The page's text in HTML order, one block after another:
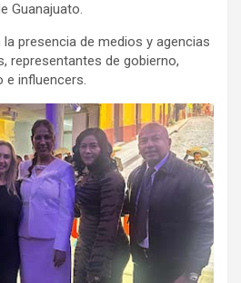
Guanajuato.
presencia de medios y agencias
representantes de gobierno,
e influencers.